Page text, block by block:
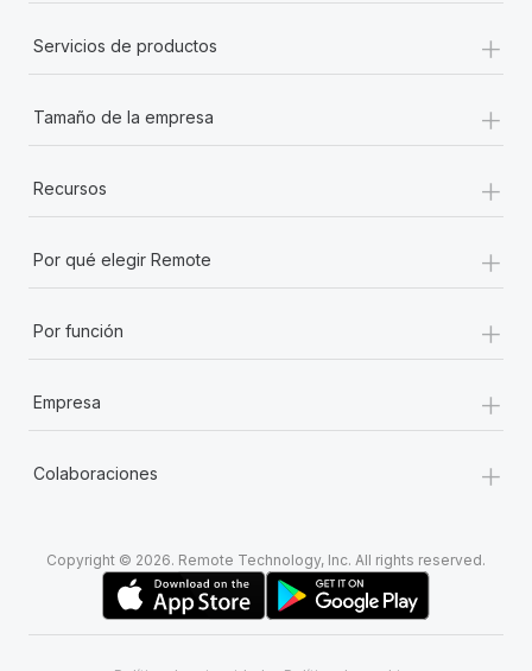
Servicios de productos +
Tamaño de la empresa +
Recursos +
Por qué elegir Remote +
Por función +
Empresa +
Colaboraciones +
Copyright © 2026. Remote Technology, Inc. All rights reserved.